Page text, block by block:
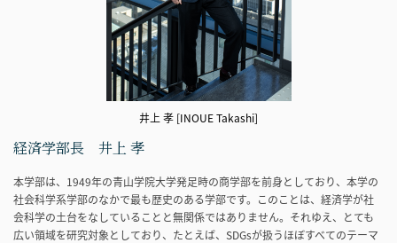
井上 孝 [INOUE Takashi]
経済学部長 井上 孝
本学部は、1949年の青山学院大学発足時の商学部を前身としており、本学の
社会科学系学部のなかで最も歴史のある学部です。このことは、経済学が社
会科学の土台をなしていることと無関係ではありません。それゆえ、とても
広い領域を研究対象としており、たとえば、SDGsが扱うほぼすべてのテーマ